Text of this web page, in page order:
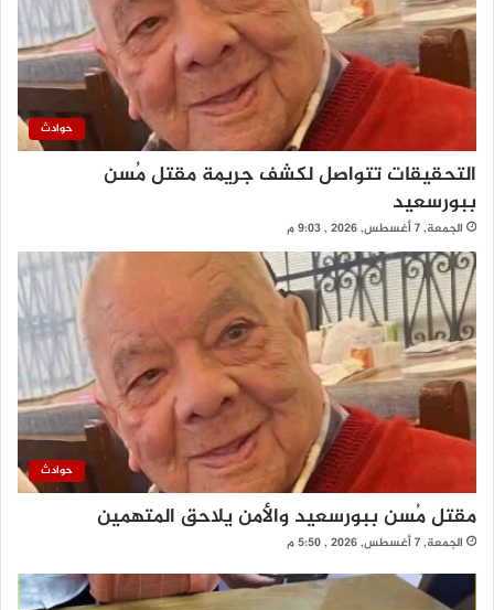
حوادث
التحقيقات تتواصل لكشف جريمة مقتل مُسن
ببورسعيد
الجمعة, 7 أغسطس, 2026 , 9:03 م
حوادث
مقتل مُسن ببورسعيد والأمن يلاحق المتهمين
الجمعة, 7 أغسطس, 2026 , 5:50 م